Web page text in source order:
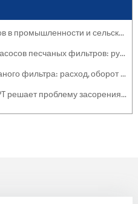
·Насосы для песчаных фильтров в промышленности и сельском хозяйстве: защита систем
·Устранение неисправностей насосов песчаных фильтров: руководство по обслуживанию
·Как подобрать насос для песчаного фильтра: расход, оборот и эффективность
·Как мешающий насос серии SPT решает проблему засорения тяжелыми отложениями и суспензиями